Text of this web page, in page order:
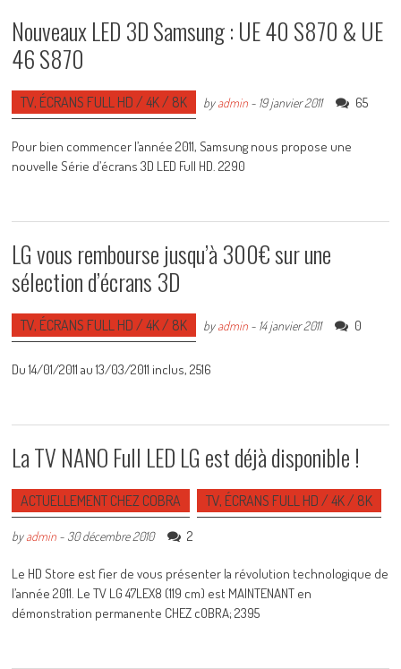
Nouveaux LED 3D Samsung : UE 40 S870 & UE
46 S870
TV, ÉCRANS FULL HD / 4K / 8K byadmin - 19 janvier 2011 65
Pour bien commencer l’année 2011, Samsung nous propose une
nouvelle Série d’écrans 3D LED Full HD. 2290
LG vous rembourse jusqu’à 300€ sur une
sélection d’écrans 3D
TV, ÉCRANS FULL HD / 4K / 8K byadmin - 14 janvier 2011 0
Du 14/01/2011 au 13/03/2011 inclus, 2516
La TV NANO Full LED LG est déjà disponible !
ACTUELLEMENT CHEZ COBRA TV, ÉCRANS FULL HD / 4K / 8K
byadmin - 30 décembre 2010 2
Le HD Store est fier de vous présenter la révolution technologique de
l’année 2011. Le TV LG 47LEX8 (119 cm) est MAINTENANT en
démonstration permanente CHEZ cOBRA; 2395